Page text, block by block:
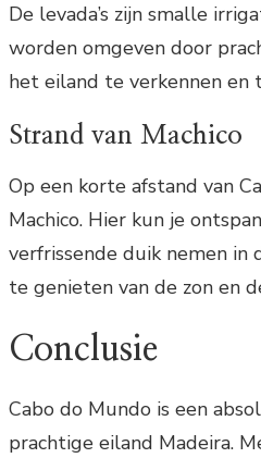
De levada’s zijn smalle
worden omgeven door
het eiland te verkennen
Strand van Machico
Op een korte afstand van
Machico. Hier kun je
verfrissende duik nemen
te genieten van de zon en
Conclusie
Cabo do Mundo is een
prachtige eiland Madeira.